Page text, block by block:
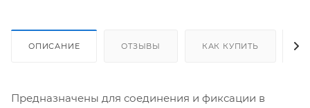
ОПИСАНИЕ ОТЗЫВЫ КАК КУПИТЬ
Предназначены для соединения и фиксации в